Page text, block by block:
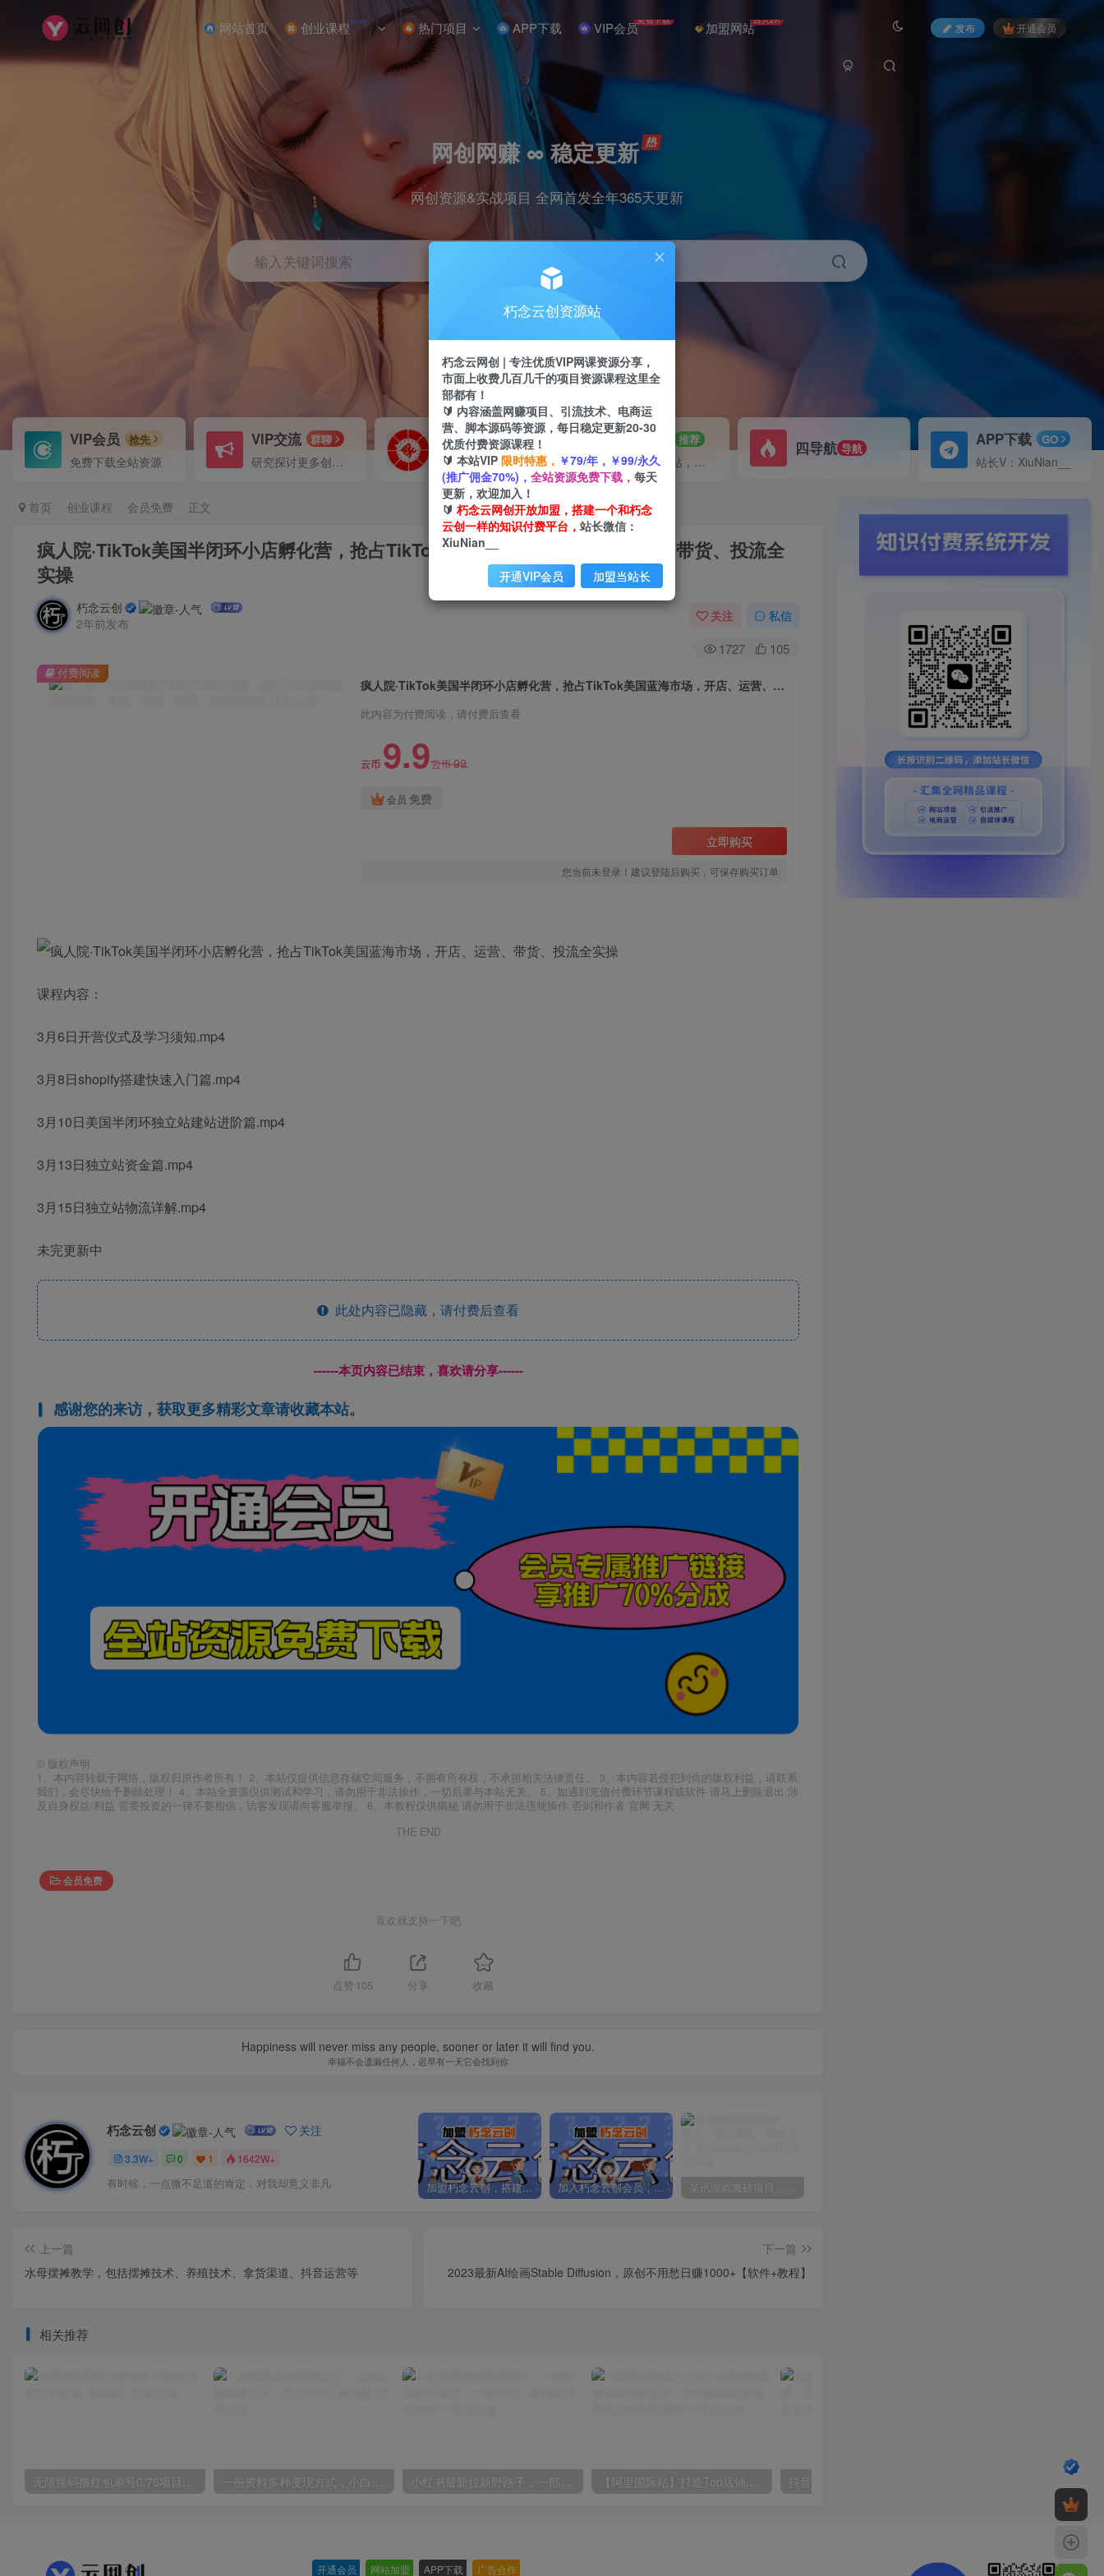
网站首页 创业课程NEW 热门项目 APP下载 VIP会员免费下载 加盟网站日入2K
发布 开通会员
网创网赚 ∞ 稳定更新
网创资源&实战项目 全网首发全年365天更新
输入关键词搜索
小红书 挂机 快手
VIP会员 抢先
免费下载全站资源
VIP交流 群聊
研究探讨更多创业项目路子。
VIP推广
70%分佣
会员专属推广链接
招募站长 推荐
搭建同款网站，自己当老板
四导航 导航 APP下载 GO
站长V：XiuNian__
首页 创业课程 会员免费 正文
疯人院·TikTok美国半闭环小店孵化营，抢占TikTok美国蓝海市场，开店、运营、带货、投流全
实操
朽念云创
2年前发布
关注 私信
1727 105
疯人院·TikTok美国半闭环小店孵化营，抢占TikTok美国蓝海市场，开店、运营、带货、投流全实操
此内容为付费阅读，请付费后查看
云币 9.9云币99
会员 免费
立即购买
您当前未登录！建议登陆后购买，可保存购买订单
付费阅读
课程内容：
3月6日开营仪式及学习须知.mp4
3月8日shopify搭建快速入门篇.mp4
3月10日美国半闭环独立站建站进阶篇.mp4
3月13日独立站资金篇.mp4
3月15日独立站物流详解.mp4
未完更新中
此处内容已隐藏，请付费后查看
------本页内容已结束，喜欢请分享------
感谢您的来访，获取更多精彩文章请收藏本站。
© 版权声明
1、本内容转载于网络，版权归原作者所有！ 2、本站仅提供信息存储空间服务，不拥有所有权，不承担相关法律责任。 3、本内容若侵犯到你的版权利益，请联系
我们，会尽快给予删除处理！ 4、本站全资源仅供测试和学习，请勿用于非法操作，一切后果与本站无关。 5、如遇到充值付费环节课程或软件 请马上删除退出 涉
及自身权益/利益 需要投资的一律不要相信，访客发现请向客服举报。 6、本教程仅供揭秘 请勿用于非法违规操作 否则和作者 官网 无关
THE END
会员免费
喜欢就支持一下吧
点赞 105 分享 收藏
Happiness will never miss any people, sooner or later it will find you.
幸福不会遗漏任何人，迟早有一天它会找到你
朽念云创 关注
3.3W+ 0 1 1642W+
有时候，一点微不足道的肯定，对我却意义非凡 加盟朽念云创，搭建同款项目资源站，实现日入2000+ 加入朽念云创会员，全站资源免费学习。 某讯游戏搬砖项目，0投入，可以挂机，轻松上手,月入3000+上不封顶
上一篇
水母摆摊教学，包括摆摊技术、养殖技术、拿货渠道、抖音运营等
下一篇
2023最新AI绘画Stable Diffusion，原创不用愁日赚1000+【软件+教程】
相关推荐
无限接码撸红包单号0.75项目无偿分享给你【揭秘】 一份资料多种变现方式，小白也能轻松上手，日入800不是问题 小红书最新拉新野路子，一部手机即可操作，一单15块，做得好日入2000+ 【阿里国际站】打造Top店铺&获得优质询盘客户，​95%的国际站讲师不会说的运营技巧
开通会员 网站加盟 APP下载 广告合作
朽念云创资源站
朽念云网创 | 专注优质VIP网课资源分享，
市面上收费几百几千的项目资源课程这里全
部都有！
🔰 内容涵盖网赚项目、引流技术、电商运
营、脚本源码等资源，每日稳定更新20-30
优质付费资源课程！
🔰 本站VIP 限时特惠， ￥79/年，￥99/永久
(推广佣金70%)， 全站资源免费下载， 每天
更新，欢迎加入！
🔰 朽念云网创开放加盟，搭建一个和朽念
云创一样的知识付费平台， 站长微信：
XiuNian__
开通VIP会员 加盟当站长